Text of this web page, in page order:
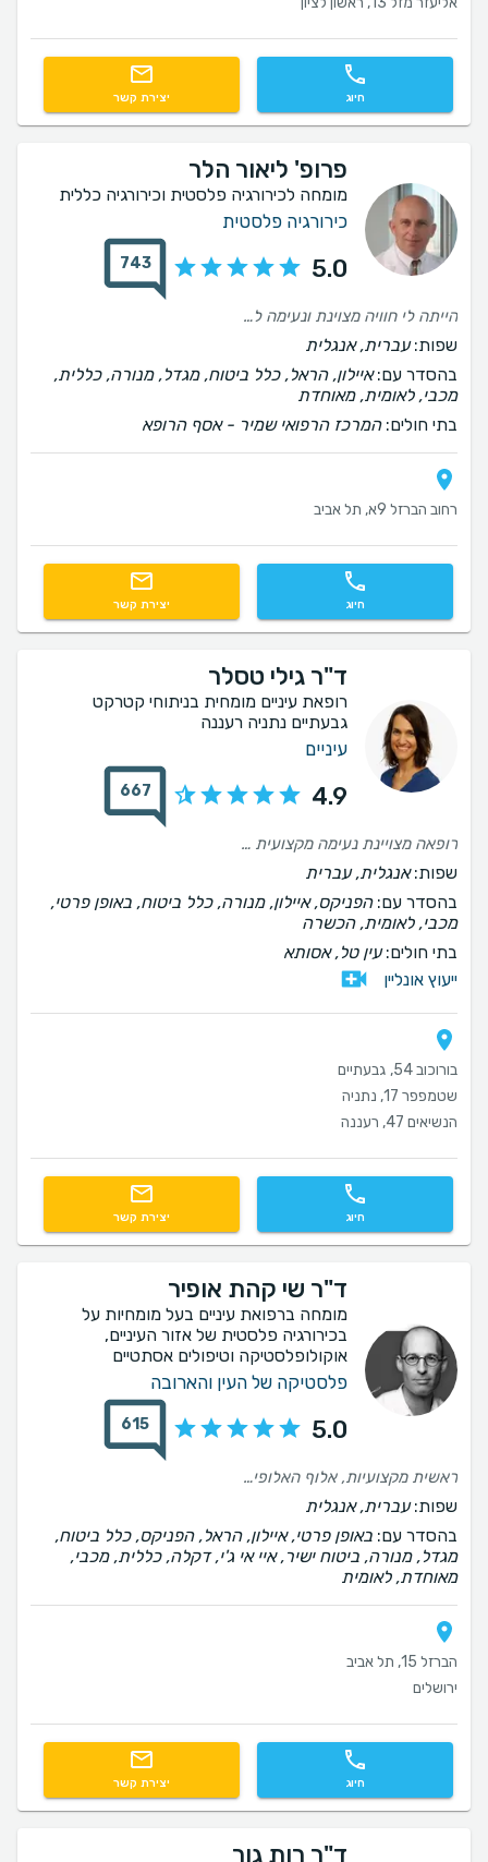
חיוג יצירת קשר
פרופ' ליאור הלר
מומחה לכירורגיה פלסטית וכירורגיה כללית
כירורגיה פלסטית
5.0
743
הייתה לי חוויה מצוינת ונעימה לאורך כל התהליך גם מצד הפרופסור וגם מהצוות המלווה. פרופסור הלר מנתח מקצועי, נעים, עדין וסבלני, הקדיש זמן להסביר, לענות על שאלות ולהשרות תחושת ביטחון ורוגע. אני מאוד מרוצה מהטיפול ומהיחס האישי שקיבלתי וממליצה בחום.
שפות:עברית, אנגלית
בהסדר עם:איילון, הראל, כלל ביטוח, מגדל, מנורה, כללית,
מכבי, לאומית, מאוחדת
בתי חולים:המרכז הרפואי שמיר - אסף הרופא
רחוב הברזל 9א, תל אביב
חיוג יצירת קשר
ד"ר גילי טסלר
רופאת עיניים מומחית בניתוחי קטרקט
גבעתיים נתניה רעננה
עיניים
4.9
667
רופאה מצויינת נעימה מקצועית אנושית מדברת ומסבירה בגובה העיניים בקיצור מעולה
שפות:אנגלית, עברית
בהסדר עם:הפניקס, איילון, מנורה, כלל ביטוח, באופן פרטי,
מכבי, לאומית, הכשרה
בתי חולים:עין טל, אסותא
ייעוץ אונליין
בורוכוב 54, גבעתיים
שטמפפר 17, נתניה
הנשיאים 47, רעננה
חיוג יצירת קשר
ד"ר שי קהת אופיר
מומחה ברפואת עיניים בעל מומחיות על
בכירורגיה פלסטית של אזור העיניים,
אוקולופלסטיקה וטיפולים אסתטיים
פלסטיקה של העין והארובה
5.0
615
ראשית מקצועיות, אלוף האלופים , יחס אדיב חם ואכפתי לאורך כל התהליך, בשיחת הייעוץ הסבר מעמיק, בהחלמה תקשורת שוטפת, במהלך הניתוח צוות עוטף ומכיל תודה לכולם אמליץ בחום….😍
שפות:עברית, אנגלית
בהסדר עם: באופן פרטי, איילון, הראל, הפניקס, כלל ביטוח,
מגדל, מנורה, ביטוח ישיר, איי אי ג'י, דקלה, כללית, מכבי,
מאוחדת, לאומית
הברזל 15, תל אביב
ירושלים
חיוג יצירת קשר
ד"ר רות גור